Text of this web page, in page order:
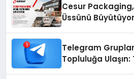
Cesur Packaging,
Üssünü Büyütüyor
Telegram
Topluluğa